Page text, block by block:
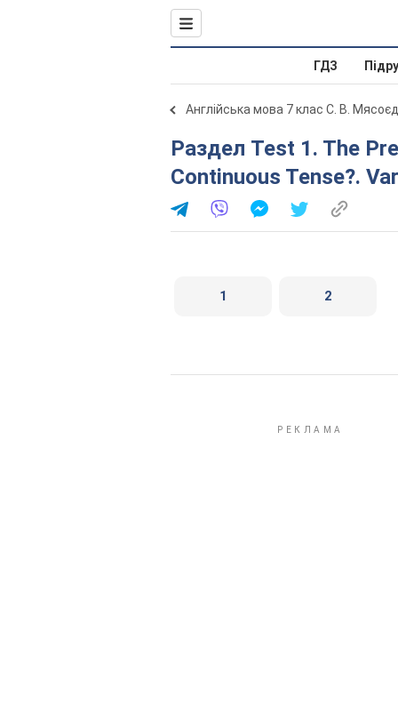
ГДЗ
Англійська мова 7 клас С. В.
Раздел Test 1. The Present Simple or Present
Continuous Tense?.
1 2